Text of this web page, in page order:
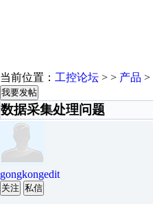
当前位置： 工控论坛 > > 产品 >
我要发帖
数据采集处理问题
gongkongedit
关注 私信